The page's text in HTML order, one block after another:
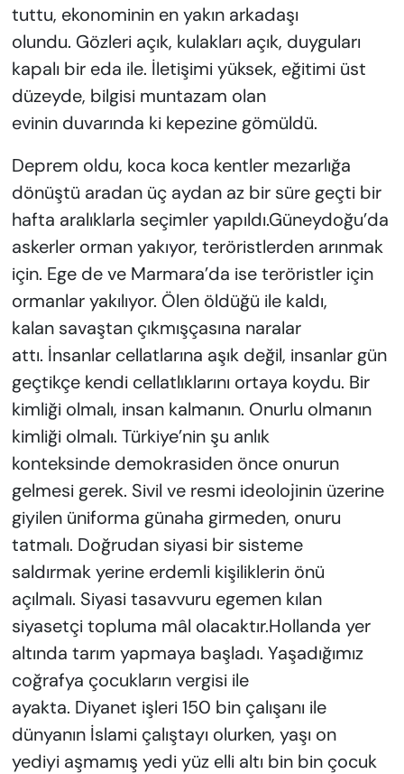
tuttu, ekonominin en yakın arkadaşı
olundu. Gözleri açık, kulakları açık, duyguları
kapalı bir eda ile. İletişimi yüksek, eğitimi üst
düzeyde, bilgisi muntazam olan
evinin duvarında ki kepezine gömüldü.
Deprem oldu, koca koca kentler mezarlığa
dönüştü aradan üç aydan az bir süre geçti bir
hafta aralıklarla seçimler yapıldı.Güneydoğu’da
askerler orman yakıyor, teröristlerden arınmak
için. Ege de ve Marmara’da ise teröristler için
ormanlar yakılıyor. Ölen öldüğü ile kaldı,
kalan savaştan çıkmışçasına naralar
attı. İnsanlar cellatlarına aşık değil, insanlar gün
geçtikçe kendi cellatlıklarını ortaya koydu. Bir
kimliği olmalı, insan kalmanın. Onurlu olmanın
kimliği olmalı. Türkiye’nin şu anlık
konteksinde demokrasiden önce onurun
gelmesi gerek. Sivil ve resmi ideolojinin üzerine
giyilen üniforma günaha girmeden, onuru
tatmalı. Doğrudan siyasi bir sisteme
saldırmak yerine erdemli kişiliklerin önü
açılmalı. Siyasi tasavvuru egemen kılan
siyasetçi topluma mâl olacaktır.Hollanda yer
altında tarım yapmaya başladı. Yaşadığımız
coğrafya çocukların vergisi ile
ayakta. Diyanet işleri 150 bin çalışanı ile
dünyanın İslami çalıştayı olurken, yaşı on
yediyi aşmamış yedi yüz elli altı bin bin çocuk